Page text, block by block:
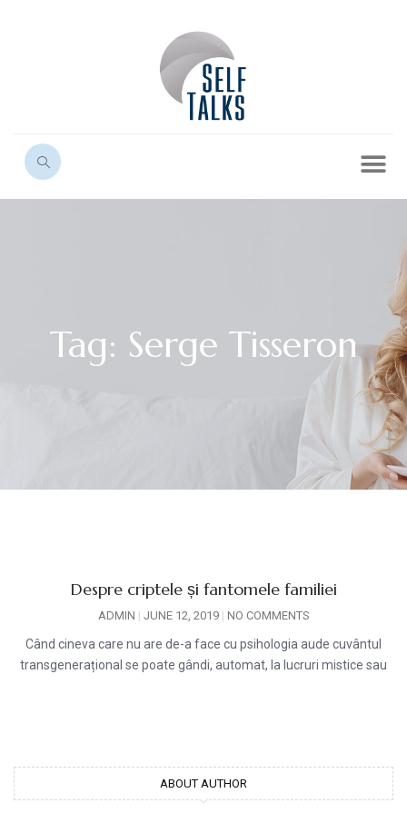
Tag: Serge Tisseron
Despre criptele și fantomele familiei
ADMIN JUNE 12, 2019 NO COMMENTS
Când cineva care nu are de-a face cu psihologia aude cuvântul
transgenerațional se poate gândi, automat, la lucruri mistice sau
ABOUT AUTHOR